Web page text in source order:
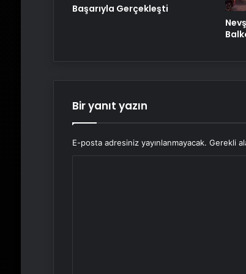
Başarıyla Gerçekleşti
Bir yanıt yazın
E-posta adresiniz yayınlanmayacak. Gerekli